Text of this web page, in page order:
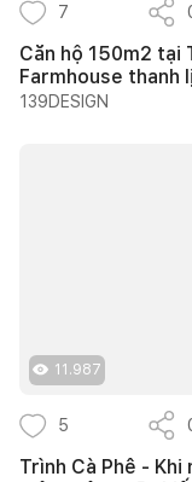
7
Căn hộ 150m2 tại
Farmhouse thanh
139DESIGN
11.987
5
Trình Cà Phê -